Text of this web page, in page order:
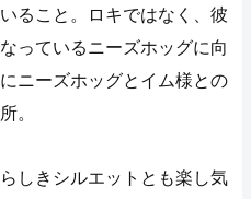
ること。ロキではなく、彼
っているニーズホッグに向
ニーズホッグとイム様との
。
しきシルエットとも楽し気